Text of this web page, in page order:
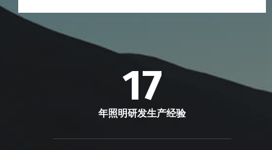
17
年照明研发生产经验